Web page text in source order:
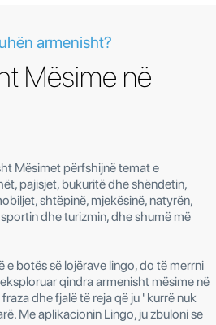
armenisht?
Mësime në
Mësimet përfshijnë temat e
pajisjet, bukuritë dhe shëndetin,
shtëpinë, mjekësinë, natyrën,
dhe turizmin, dhe shumë më
e botës së lojërave lingo, do të merrni
qindra armenisht mësime në
dhe fjalë të reja që ju ' kurrë nuk
Me aplikacionin Lingo, ju zbuloni se